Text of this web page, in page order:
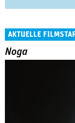
AKTUELLE
Noga